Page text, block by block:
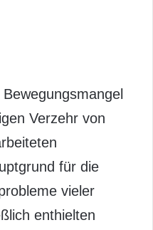
Verzehr von
für die
vieler
enthielten